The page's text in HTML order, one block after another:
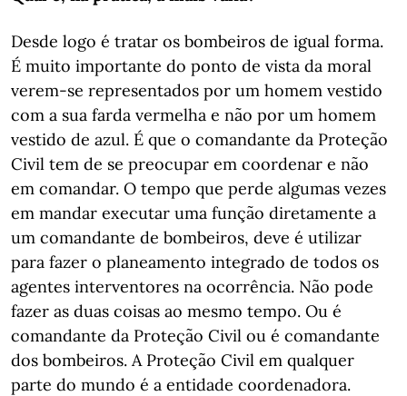
Desde logo é tratar os bombeiros de igual forma.
É muito importante do ponto de vista da moral
verem-se representados por um homem vestido
com a sua farda vermelha e não por um homem
vestido de azul. É que o comandante da Proteção
Civil tem de se preocupar em coordenar e não
em comandar. O tempo que perde algumas vezes
em mandar executar uma função diretamente a
um comandante de bombeiros, deve é utilizar
para fazer o planeamento integrado de todos os
agentes interventores na ocorrência. Não pode
fazer as duas coisas ao mesmo tempo. Ou é
comandante da Proteção Civil ou é comandante
dos bombeiros. A Proteção Civil em qualquer
parte do mundo é a entidade coordenadora.